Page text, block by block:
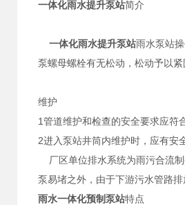
一体化雨水提升泵站简介
一体化雨水提升泵站雨水泵站
泵螺母螺栓有无松动，松动予以
维护
1管道维护和检查的安全要求应符
2进入泵站井筒内维护时，应有安
厂区单位排水系统为雨污合流
泵易堵之外，由于下游污水管路
雨水一体化预制泵站特点